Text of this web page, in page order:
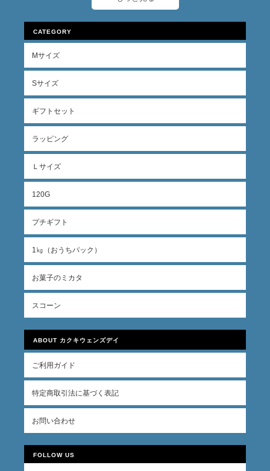
CATEGORY
Mサイズ
Sサイズ
ギフトセット
ラッピング
Ｌサイズ
120G
プチギフト
1㎏（おうちパック）
お菓子のミカタ
スコーン
ABOUT カクキウェンズデイ
ご利用ガイド
特定商取引法に基づく表記
お問い合わせ
FOLLOW US